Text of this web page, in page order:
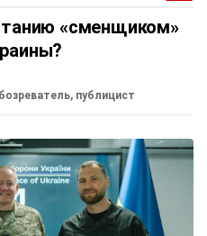
«сменщиком»
публицист